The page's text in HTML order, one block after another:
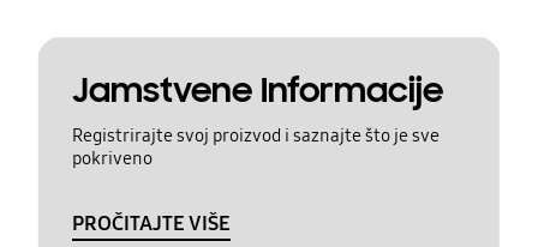
Jamstvene Informacije
Registrirajte svoj proizvod i saznajte što je sve
pokriveno
PROČITAJTE VIŠE